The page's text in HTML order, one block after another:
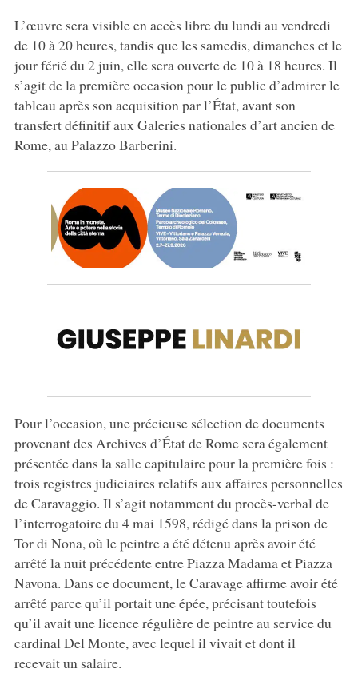
L’œuvre sera visible en accès libre du lundi au vendredi
de 10 à 20 heures, tandis que les samedis, dimanches et le
jour férié du 2 juin, elle sera ouverte de 10 à 18 heures. Il
s’agit de la première occasion pour le public d’admirer le
tableau après son acquisition par l’État, avant son
transfert définitif aux Galeries nationales d’art ancien de
Rome, au Palazzo Barberini.
Pour l’occasion, une précieuse sélection de documents
provenant des Archives d’État de Rome sera également
présentée dans la salle capitulaire pour la première fois :
trois registres judiciaires relatifs aux affaires personnelles
de Caravaggio. Il s’agit notamment du procès-verbal de
l’interrogatoire du 4 mai 1598, rédigé dans la prison de
Tor di Nona, où le peintre a été détenu après avoir été
arrêté la nuit précédente entre Piazza Madama et Piazza
Navona. Dans ce document, le Caravage affirme avoir été
arrêté parce qu’il portait une épée, précisant toutefois
qu’il avait une licence régulière de peintre au service du
cardinal Del Monte, avec lequel il vivait et dont il
recevait un salaire.